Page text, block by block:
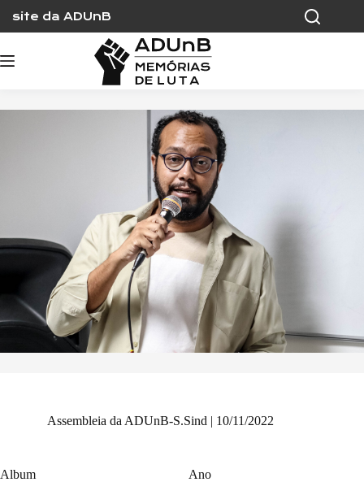
content
site da ADUnB
Assembleia da ADUnB-S.Sind | 10/11/2022
Album Ano